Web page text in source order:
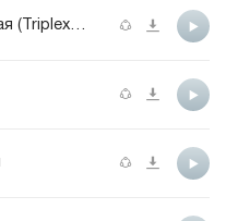
Звезда Моя Далёкая (Triplex-Remix)